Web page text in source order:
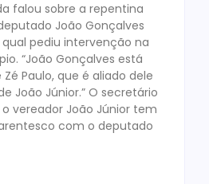
falou sobre a repentina
João Gonçalves
pediu intervenção na
“João Gonçalves está
Paulo, que é aliado dele
João Júnior.” O secretário
vereador João Júnior tem
com o deputado